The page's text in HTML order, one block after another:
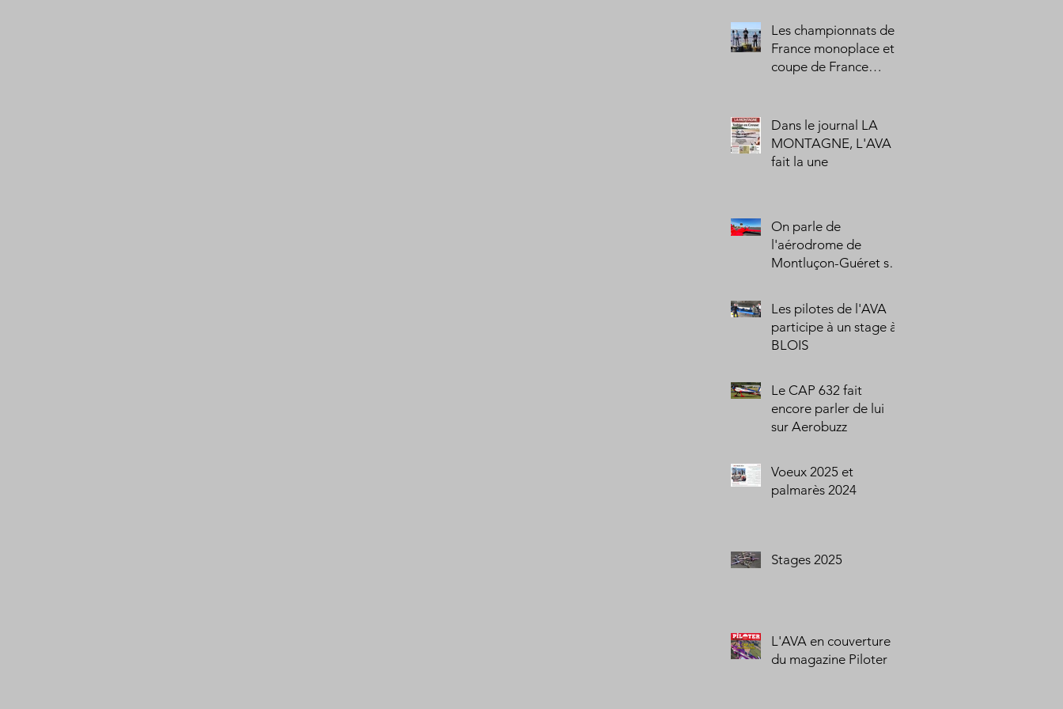
Les championnats de
France monoplace et
coupe de France
Dans le journal LA
MONTAGNE, L'AVA
fait la une
On parle de
l'aérodrome de
Montluçon-Guéret sur
Les pilotes de l'AVA
participe à un stage à
BLOIS
Le CAP 632 fait
encore parler de lui
sur Aerobuzz
Voeux 2025 et
palmarès 2024
Stages 2025
L'AVA en couverture
du magazine Piloter